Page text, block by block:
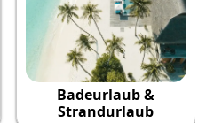
Badeurlaub &
Strandurlaub